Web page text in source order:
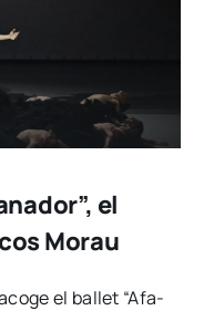
el
Morau
el ballet “Afa­